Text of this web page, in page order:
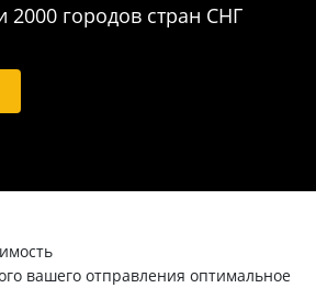
2000 городов стран СНГ
вашего отправления оптимальное